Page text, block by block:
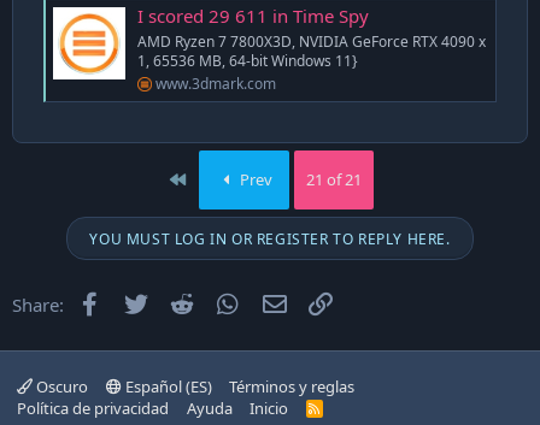
I scored 29 611 in Time Spy
AMD Ryzen 7 7800X3D, NVIDIA GeForce RTX 4090 x
1, 65536 MB, 64-bit Windows 11}
www.3dmark.com
First Prev 21 of 21
YOU MUST LOG IN OR REGISTER TO REPLY HERE.
Share: Facebook
Twitter Reddit WhatsApp
Email
Oscuro Español (ES)
Términos y reglas
Política de privacidad
Ayuda Inicio
R